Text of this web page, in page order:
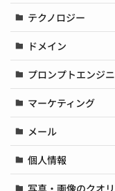
テクノロジー
ドメイン
プロンプトエンジ
マーケティング
メール
個人情報
写真・画像のクオ